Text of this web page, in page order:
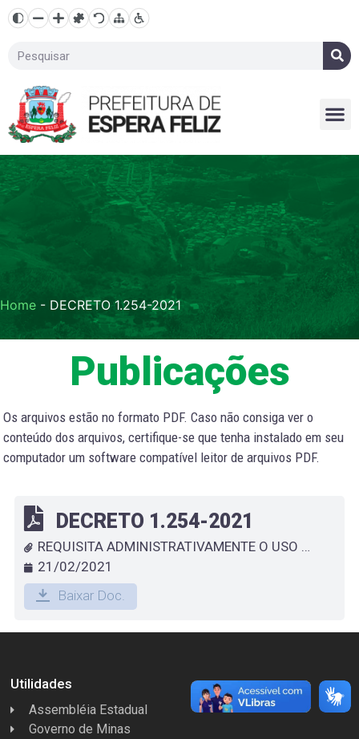
Home - DECRETO 1.254-2021
Publicações
Os arquivos estão no formato PDF. Caso não consiga ver o
conteúdo dos arquivos, certifique-se que tenha instalado em seu
computador um software compatível leitor de arquivos PDF.
DECRETO 1.254-2021
REQUISITA ADMINISTRATIVAMENTE O USO DE BENS PARTICULARES PARA PRESERVAÇÃO DA SOCIEDADE E PATRIMÔNIO PÚBLICO NOS LOCAIS AFETADOS POR ENCHENTES E ALAGAMENTOS
21/02/2021
Baixar Doc.
Utilidades
Assembléia Estadual
Governo de Minas